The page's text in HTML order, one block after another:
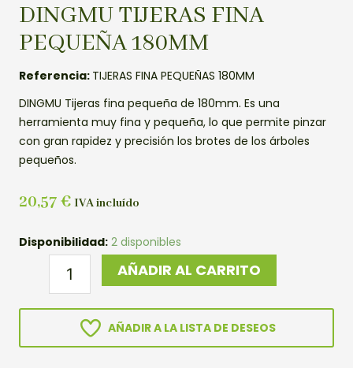
DINGMU TIJERAS FINA
PEQUEÑA 180MM
Referencia: TIJERAS FINA PEQUEÑAS 180MM
DINGMU Tijeras fina pequeña de 180mm. Es una
herramienta muy fina y pequeña, lo que permite pinzar
con gran rapidez y precisión los brotes de los árboles
pequeños.
20,57 € IVA incluído
Disponibilidad: 2 disponibles
DINGMU
TIJERAS
AÑADIR AL CARRITO
AÑADIR A LA LISTA DE DESEOS